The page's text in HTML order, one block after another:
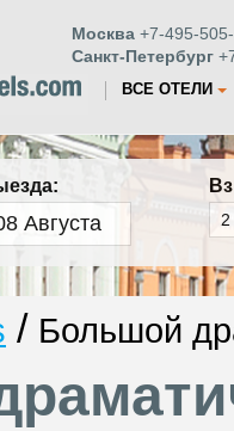
Москва +7-495-
Санкт-Петербург
ВСЕ ОТЕЛИ
/ Большой